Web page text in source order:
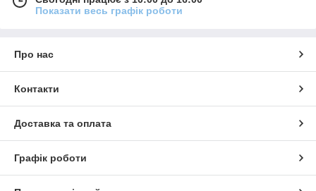
Показати весь графік роботи
Про нас
Контакти
Доставка та оплата
Графік роботи